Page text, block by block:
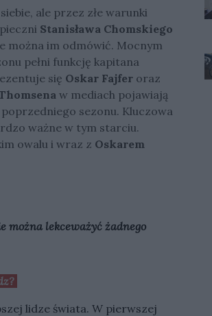
ale przez złe warunki
Stanisława Chomskiego
można im odmówić. Mocnym
pełni funkcję kapitana
się Oskar Fajfer oraz
w mediach pojawiają
sezonu. Kluczowa
ważne w tym starciu.
owalu i wraz z Oskarem
można lekceważyć żadnego
lidze świata. W pierwszej